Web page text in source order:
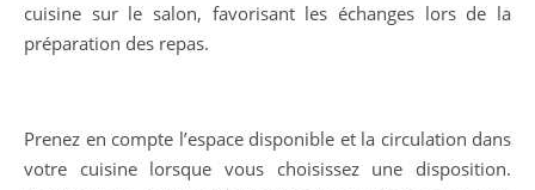
cuisine sur le salon, favorisant les échanges lors de la
préparation des repas.
Prenez en compte l’espace disponible et la circulation dans
votre cuisine lorsque vous choisissez une disposition.